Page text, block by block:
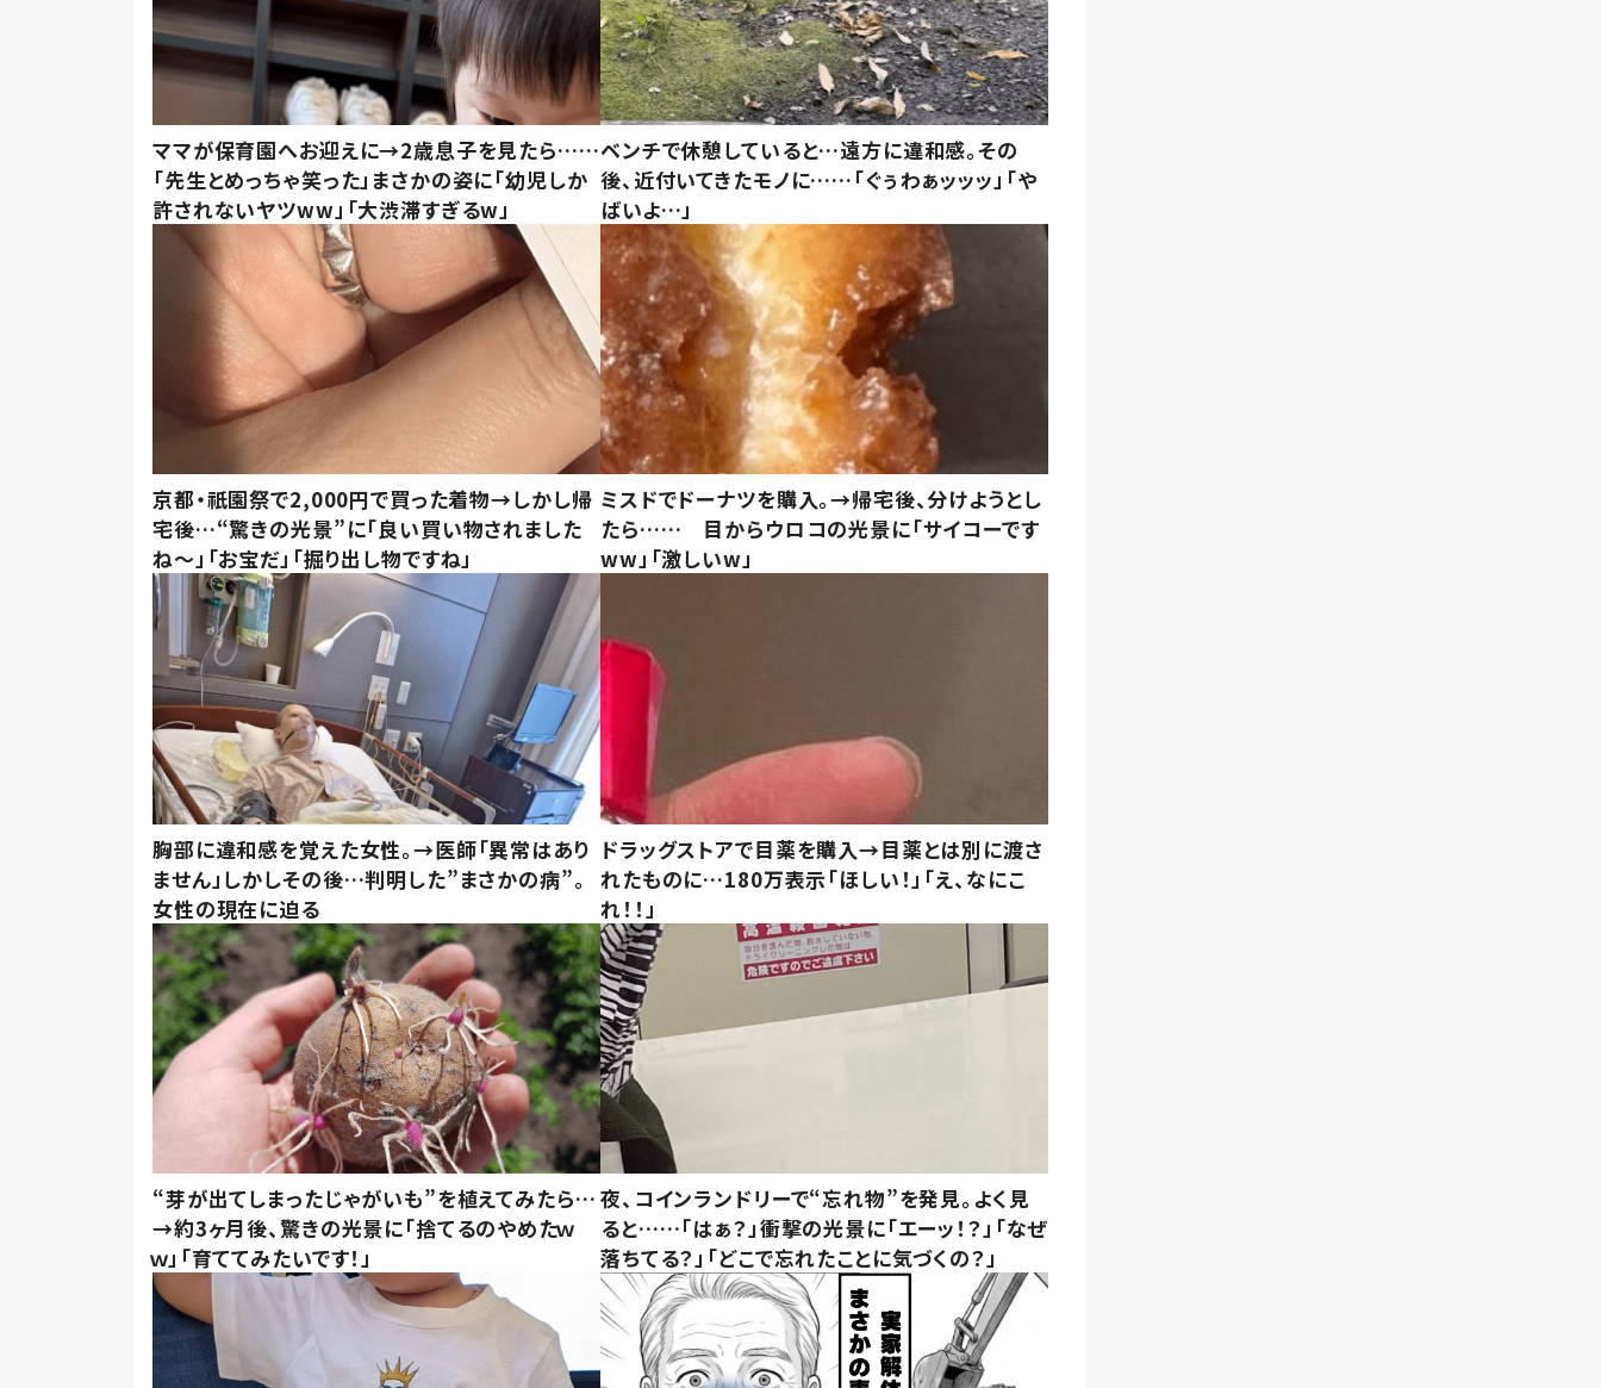
ママが保育園へお迎えに→2歳息子を見たら……
「先生とめっちゃ笑った」まさかの姿に「幼児しか
許されないヤツww」「大渋滞すぎるw」
ベンチで休憩していると…遠方に違和感。その
後、近付いてきたモノに……「ぐぅわぁッッッ」「や
ばいよ…」
京都・祇園祭で2,000円で買った着物→しかし帰
宅後…“驚きの光景”に「良い買い物されました
ね～」「お宝だ」「掘り出し物ですね」
ミスドでドーナツを購入。→帰宅後、分けようとし
たら…… 目からウロコの光景に「サイコーです
ww」「激しいw」
胸部に違和感を覚えた女性。→医師「異常はあり
ません」しかしその後…判明した”まさかの病”。
女性の現在に迫る
ドラッグストアで目薬を購入→目薬とは別に渡さ
れたものに…180万表示「ほしい！」「え、なにこ
れ！！」
“芽が出てしまったじゃがいも”を植えてみたら…
→約3ヶ月後、驚きの光景に「捨てるのやめたｗ
ｗ」「育ててみたいです！」
夜、コインランドリーで“忘れ物”を発見。よく見
ると……「はぁ？」衝撃の光景に「エーッ！？」「なぜ
落ちてる？」「どこで忘れたことに気づくの？」